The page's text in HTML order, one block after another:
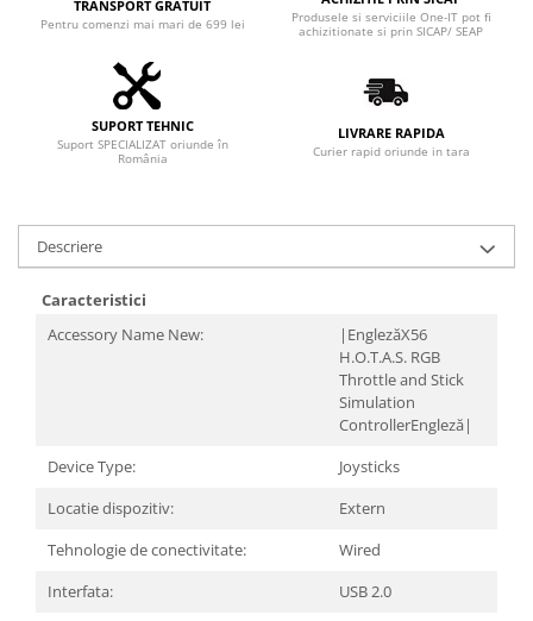
TRANSPORT GRATUIT
Pentru comenzi mai mari de 699 lei
Produsele si serviciile One-IT pot fi
achizitionate si prin SICAP/ SEAP
SUPORT TEHNIC
Suport SPECIALIZAT oriunde în
România
LIVRARE RAPIDA
Curier rapid oriunde in tara
Descriere
Caracteristici
Accessory Name New:
|EnglezăX56
H.O.T.A.S. RGB
Throttle and Stick
Simulation
ControllerEngleză|
Device Type:
Joysticks
Locatie dispozitiv:
Extern
Tehnologie de conectivitate:
Wired
Interfata:
USB 2.0